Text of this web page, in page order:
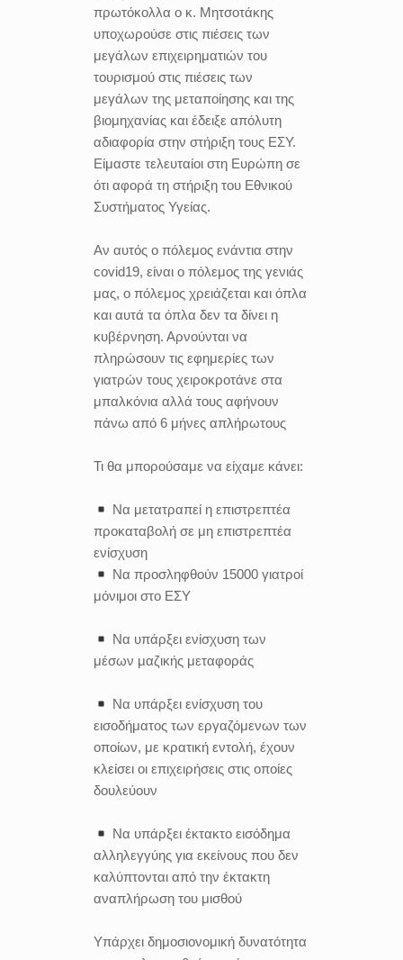
πρωτόκολλα ο κ. Μητσοτάκης
υποχωρούσε στις πιέσεις των
μεγάλων επιχειρηματιών του
τουρισμού στις πιέσεις των
μεγάλων της μεταποίησης και της
βιομηχανίας και έδειξε απόλυτη
αδιαφορία στην στήριξη τους ΕΣΥ.
Είμαστε τελευταίοι στη Ευρώπη σε
ότι αφορά τη στήριξη του Εθνικού
Συστήματος Υγείας.
Αν αυτός ο πόλεμος ενάντια στην
covid19, είναι ο πόλεμος της γενιάς
μας, ο πόλεμος χρειάζεται και όπλα
και αυτά τα όπλα δεν τα δίνει η
κυβέρνηση. Αρνούνται να
πληρώσουν τις εφημερίες των
γιατρών τους χειροκροτάνε στα
μπαλκόνια αλλά τους αφήνουν
πάνω από 6 μήνες απλήρωτους
Τι θα μπορούσαμε να είχαμε κάνει:
Να μετατραπεί η επιστρεπτέα
προκαταβολή σε μη επιστρεπτέα
ενίσχυση
Να προσληφθούν 15000 γιατροί
μόνιμοι στο ΕΣΥ
Να υπάρξει ενίσχυση των
μέσων μαζικής μεταφοράς
Να υπάρξει ενίσχυση του
εισοδήματος των εργαζόμενων των
οποίων, με κρατική εντολή, έχουν
κλείσει οι επιχειρήσεις στις οποίες
δουλεύουν
Να υπάρξει έκτακτο εισόδημα
αλληλεγγύης για εκείνους που δεν
καλύπτονται από την έκτακτη
αναπλήρωση του μισθού
Υπάρχει δημοσιονομική δυνατότητα